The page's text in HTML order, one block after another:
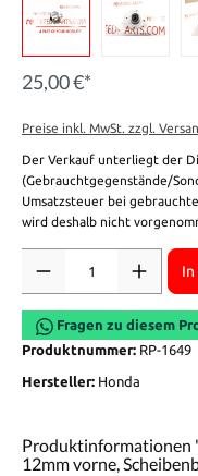
25,00 €*
Preise inkl. MwSt. zzgl.
Der Verkauf unterliegt der
(Gebrauchtgegenstände/
Umsatzsteuer bei
wird deshalb nicht
Fragen zu diesem
Produktnummer: RP-1649
Hersteller: Honda
Produktinformationen
12mm vorne,